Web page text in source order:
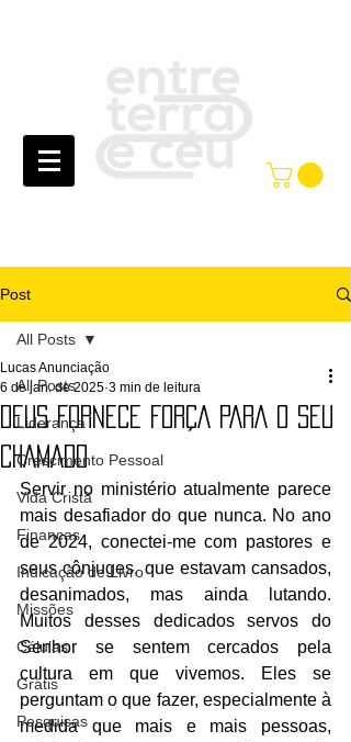
Post
All Posts
Liderança
Crescimento Pessoal
Vida Cristã
Finanças
Indicação de Livro
Missões
Células
Grátis
Pesquisas
All Posts
DEUS FORNECE FORÇA PARA O SEU
CHAMADO
Lucas Anunciação
6 de jan. de 2025 3 min de leitura
Servir no ministério atualmente parece
mais desafiador do que nunca. No ano
de 2024, conectei-me com pastores e
seus cônjuges, que estavam cansados,
desanimados, mas ainda lutando.
Muitos desses dedicados servos do
Senhor se sentem cercados pela
cultura em que vivemos. Eles se
perguntam o que fazer, especialmente à
medida que mais e mais pessoas,